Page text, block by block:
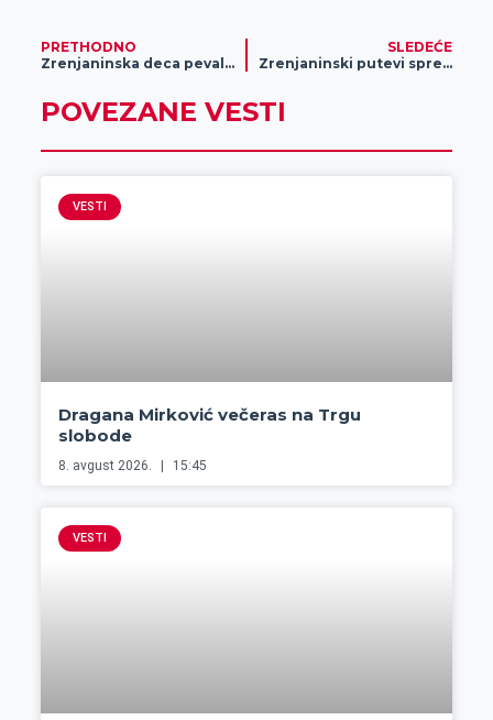
PRETHODNO
Zrenjaninska deca pevala za Taru
SLEDEĆE
Zrenjaninski putevi spremni za zimu
POVEZANE VESTI
VESTI
Dragana Mirković večeras na Trgu
slobode
8. avgust 2026. 15:45
VESTI